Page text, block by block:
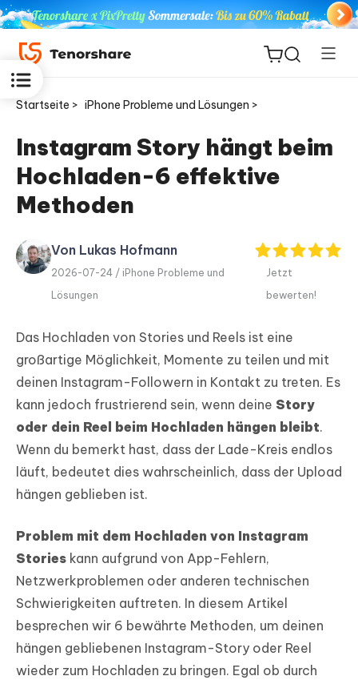
ReiBoot
for iOS
PDF
Editor
Neu
Startseite > iPhone Probleme und Lösungen >
Instagram Story hängt beim
Hochladen-6 effektive
Methoden
Von Lukas Hofmann
2026-07-24 / iPhone Probleme und
Lösungen
Jetzt
bewerten!
Das Hochladen von Stories und Reels ist eine
großartige Möglichkeit, Momente zu teilen und mit
deinen Instagram-Followern in Kontakt zu treten. Es
kann jedoch frustrierend sein, wenn deine Story
oder dein Reel beim Hochladen hängen bleibt.
Wenn du bemerkt hast, dass der Lade-Kreis endlos
läuft, bedeutet dies wahrscheinlich, dass der Upload
hängen geblieben ist.
Problem mit dem Hochladen von Instagram
Stories kann aufgrund von App-Fehlern,
Netzwerkproblemen oder anderen technischen
Schwierigkeiten auftreten. In diesem Artikel
besprechen wir 6 bewährte Methoden, um deinen
hängen gebliebenen Instagram-Story oder Reel
wieder zum Hochladen zu bringen. Egal ob durch